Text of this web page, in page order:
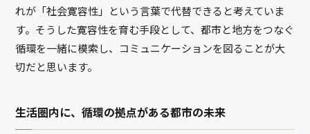
れが「社会寛容性」という言葉で代替できると考えていま
す。そうした寛容性を育む手段として、都市と地方をつなぐ
循環を一緒に模索し、コミュニケーションを図ることが大
切だと思います。
生活圏内に、循環の拠点がある都市の未来